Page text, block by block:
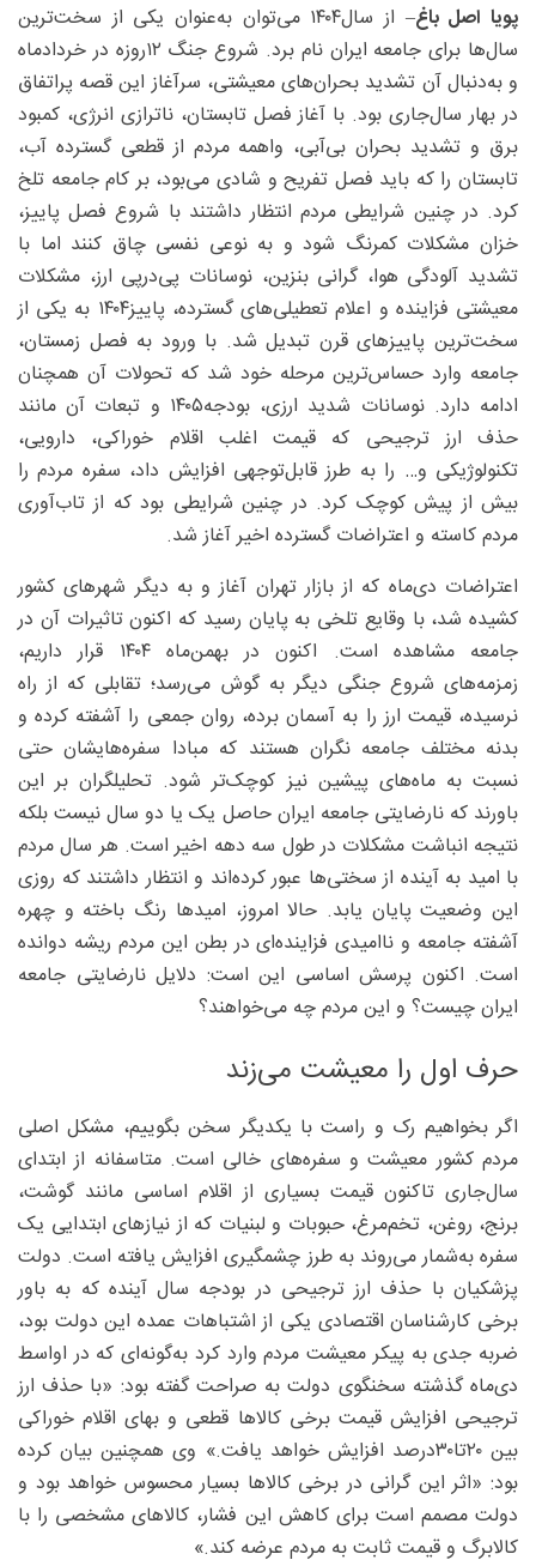
پویا اصل‌ باغ
– از سال۱۴۰۴ می‌توان به‌عنوان یکی از سخت‌ترین
سال‌ها برای جامعه ایران نام برد. شروع جنگ ۱۲روزه در خردادماه
و به‌دنبال آن تشدید بحران‌های معیشتی، سرآغاز این قصه پراتفاق
در بهار سال‌جاری بود. با آغاز فصل تابستان، ناترازی انرژی، کمبود
برق و تشدید بحران بی‌آبی، واهمه مردم از قطعی گسترده آب،
تابستان را که باید فصل تفریح و شادی می‌بود، بر کام جامعه تلخ
کرد. در چنین شرایطی مردم انتظار داشتند با شروع فصل پاییز،
خزان مشکلات کمرنگ شود و به نوعی نفسی چاق کنند اما با
تشدید آلودگی هوا، گرانی بنزین، نوسانات پی‌درپی ارز، مشکلات
معیشتی فزاینده و اعلام تعطیلی‌های گسترده، پاییز۱۴۰۴ به یکی از
سخت‌ترین پاییزهای قرن تبدیل شد. با ورود به فصل زمستان،
جامعه وارد حساس‌ترین مرحله خود شد که تحولات آن همچنان
ادامه دارد. نوسانات شدید ارزی، بودجه۱۴۰۵ و تبعات آن مانند
حذف ارز ترجیحی که قیمت اغلب اقلام خوراکی، دارویی،
تکنولوژیکی و… را به طرز قابل‌توجهی افزایش داد، سفره مردم را
بیش از پیش کوچک کرد. در چنین شرایطی بود که از تاب‌آوری
مردم کاسته و اعتراضات گسترده اخیر آغاز شد.
اعتراضات دی‌ماه که از بازار تهران آغاز و به دیگر شهرهای کشور
کشیده شد، با وقایع تلخی به پایان رسید که اکنون تاثیرات آن در
جامعه مشاهده است. اکنون در بهمن‌ماه ۱۴۰۴ قرار داریم،
زمزمه‌های شروع جنگی دیگر به گوش می‌رسد؛ تقابلی که از راه
نرسیده، قیمت ارز را به آسمان برده، روان جمعی را آشفته کرده و
بدنه مختلف جامعه نگران‌ هستند که مبادا سفره‌هایشان حتی
نسبت به ماه‌های پیشین نیز کوچک‌تر شود. تحلیلگران بر این
باورند که نارضایتی جامعه ایران حاصل یک یا دو سال نیست بلکه
نتیجه انباشت مشکلات در طول سه دهه اخیر است. هر سال مردم
با امید به آینده از سختی‌ها عبور کرده‌اند و انتظار داشتند که روزی
این وضعیت پایان یابد. حالا امروز، امیدها رنگ باخته و چهره
آشفته جامعه و ناامیدی فزاینده‌ای در بطن این مردم ریشه دوانده
است. اکنون پرسش اساسی این است: دلایل نارضایتی جامعه
ایران چیست؟ و این مردم چه می‌خواهند؟
حرف اول را معیشت می‌زند
اگر بخواهیم رک و راست با یکدیگر سخن بگوییم، مشکل اصلی
مردم کشور معیشت و سفره‌های خالی است. متاسفانه از ابتدای
سال‌جاری تاکنون قیمت بسیاری از اقلام اساسی مانند گوشت،
برنج، روغن، تخم‌مرغ، حبوبات و لبنیات که از نیازهای ابتدایی یک
سفره به‌شمار می‌روند به طرز چشمگیری افزایش یافته است. دولت
پزشکیان با حذف ارز ترجیحی در بودجه سال آینده که به باور
برخی کارشناسان اقتصادی یکی از اشتباهات عمده این دولت بود،
ضربه جدی به پیکر معیشت مردم وارد کرد به‌گونه‌ای که در اواسط
دی‌ماه گذشته سخنگوی دولت به صراحت گفته بود: «با حذف ارز
ترجیحی افزایش قیمت برخی کالاها قطعی و بهای اقلام خوراکی
بین ۲۰تا۳۰‌درصد افزایش خواهد یافت.» وی همچنین بیان کرده
بود: «اثر این گرانی در برخی کالاها بسیار محسوس خواهد بود و
دولت مصمم است برای کاهش این فشار، کالاهای مشخصی را با
کالابرگ و قیمت ثابت به مردم عرضه کند.»